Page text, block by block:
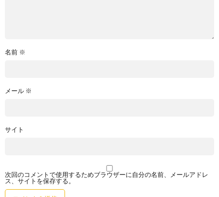
名前 ※
メール ※
サイト
次回のコメントで使用するためブラウザーに自分の名前、メールアドレ
ス、サイトを保存する。